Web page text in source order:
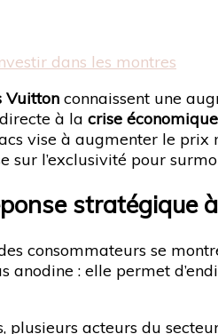
dans les montres
Vuitton connaissent une
à la crise économique
vise à augmenter le prix
sur l’exclusivité pour
stratégique
consommateurs se
anodine : elle permet
plusieurs acteurs du